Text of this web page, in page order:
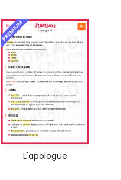
PREMIUM
L'apologue